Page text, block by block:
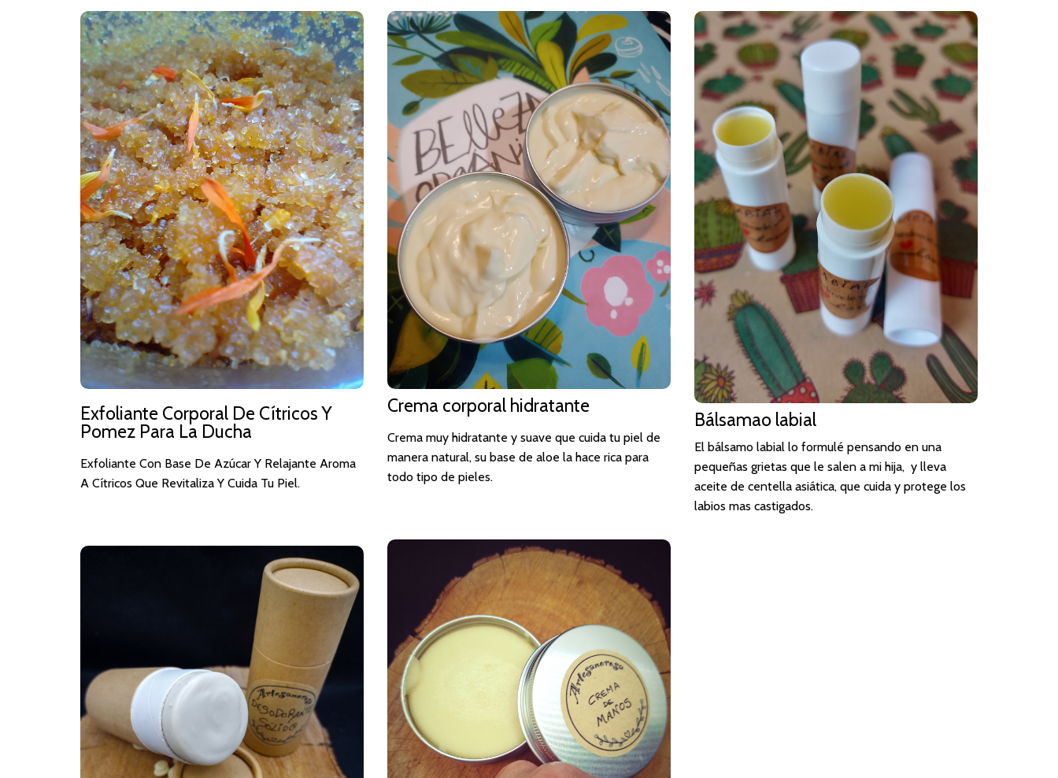
Exfoliante Corporal De Cítricos Y
Pomez Para La Ducha
Exfoliante Con Base De Azúcar Y Relajante Aroma
A Cítricos Que Revitaliza Y Cuida Tu Piel.
Crema corporal hidratante
Crema muy hidratante y suave que cuida tu piel de
manera natural, su base de aloe la hace rica para
todo tipo de pieles.
Bálsamao labial
El bálsamo labial lo formulé pensando en una
pequeñas grietas que le salen a mi hija, y lleva
aceite de centella asiática, que cuida y protege los
labios mas castigados.